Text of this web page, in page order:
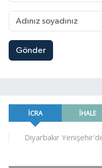
Gönder